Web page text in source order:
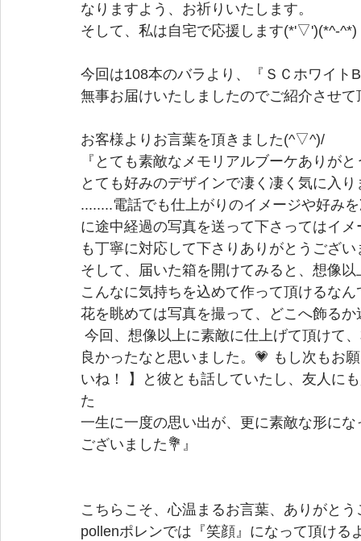
なりますよう、お祈りいたします。
そして、私は自宅で応援します(*'▽')(*^-^*)
今回は108本のバラより、『ＳＣホワイ
無事お届けいたしましたのでご紹介させて
お客様よりお言葉を頂きました(^▽^)/
『とても素敵なメモリアルブーケあり
とても好みのデザインで凄く凄く気に入
........電話でも仕上がりのイメージや好み
に途中経過の写真を送って下さってはイ
も丁寧に対応して下さりありがとうござ
そして、届いた箱を開けてみると、想像
こんなに気持ちを込めて作って頂けるな
花を眺めては写真を撮って、どこへ飾る
良かったなと思いました。💗 もし次もお
いね！ 】と彼とも話していたし、友人に
た
一生に一度の思い出が、更に素敵な形に
ございました💐』
こちらこそ、心温まるお言葉、ありがと
pollenポレンでは『笑顔』になって頂ける